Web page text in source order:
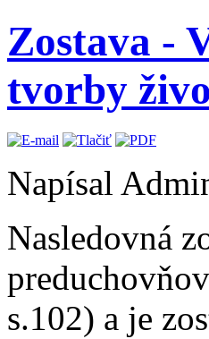
Zostava -
tvorby
Napísal
Nasledovná
s.102) a je